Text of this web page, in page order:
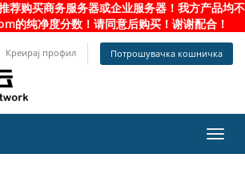
荐购买商务服务器或企业服务器！我方产品均不
的纯净度分数！请同意后购买！谢谢配合！
Креирај профил Потрошувачка кошничка